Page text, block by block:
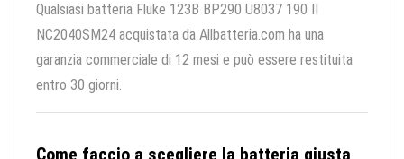
Qualsiasi batteria Fluke 123B BP290 U8037 190 II
NC2040SM24 acquistata da Allbatteria.com ha una
garanzia commerciale di 12 mesi e può essere restituita
entro 30 giorni.